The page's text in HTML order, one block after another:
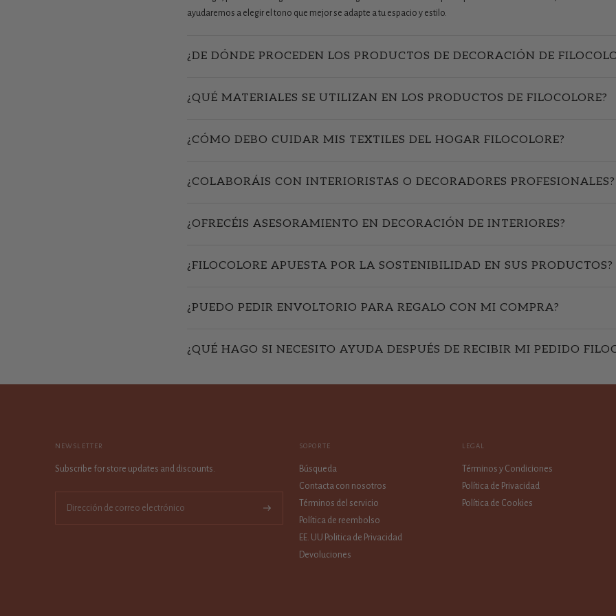
ayudaremos a elegir el tono que mejor se adapte a tu espacio y estilo.
¿DE DÓNDE PROCEDEN LOS PRODUCTOS DE DECORACIÓN DE
¿QUÉ MATERIALES SE UTILIZAN EN LOS PRODUCTOS DE FILOCOLORE?
¿CÓMO DEBO CUIDAR MIS TEXTILES DEL HOGAR FILOCOLORE?
¿COLABORÁIS CON INTERIORISTAS O DECORADORES PROFESIONALES?
¿OFRECÉIS ASESORAMIENTO EN DECORACIÓN DE INTERIORES?
¿FILOCOLORE APUESTA POR LA SOSTENIBILIDAD EN SUS PRODUCTOS?
¿PUEDO PEDIR ENVOLTORIO PARA REGALO CON MI COMPRA?
¿QUÉ HAGO SI NECESITO AYUDA DESPUÉS DE RECIBIR MI PEDIDO
NEWSLETTER
Subscribe for store updates and discounts.
Suscríbase
a
SOPORTE
Búsqueda
Contacta con nosotros
Términos del servicio
Política de reembolso
EE. UU Politica de Privacidad
Devoluciones
LEGAL
Términos y Condiciones
Política de Privacidad
Política de Cookies